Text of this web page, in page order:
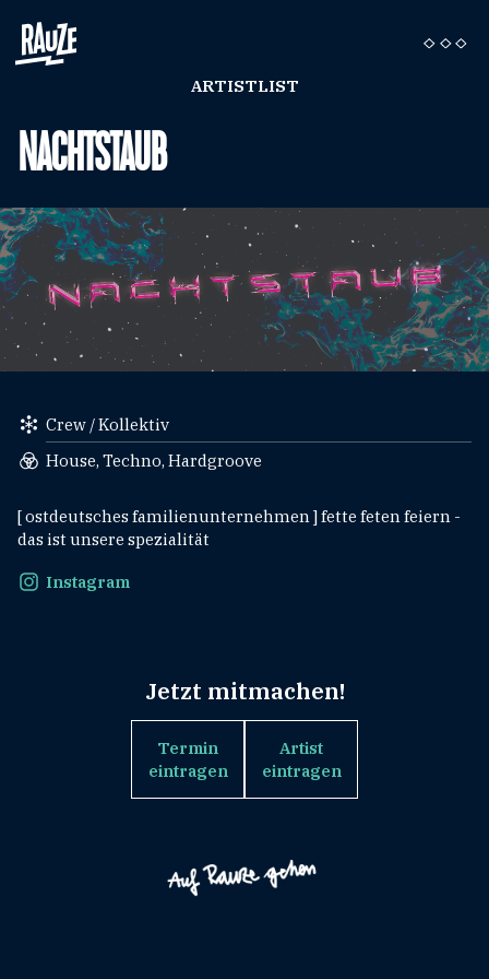
ARTISTLIST
NACHTSTAUB
Crew / Kollektiv
House, Techno, Hardgroove
[ ostdeutsches familienunternehmen ] fette feten feiern -
das ist unsere spezialität
Instagram
Jetzt mitmachen!
Termin
eintragen
Artist
eintragen